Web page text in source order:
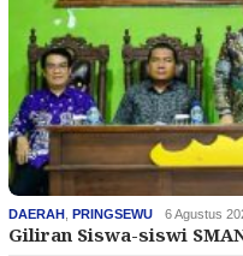
DAERAH PRINGSEWU 6 Agustus
Giliran Siswa-siswi